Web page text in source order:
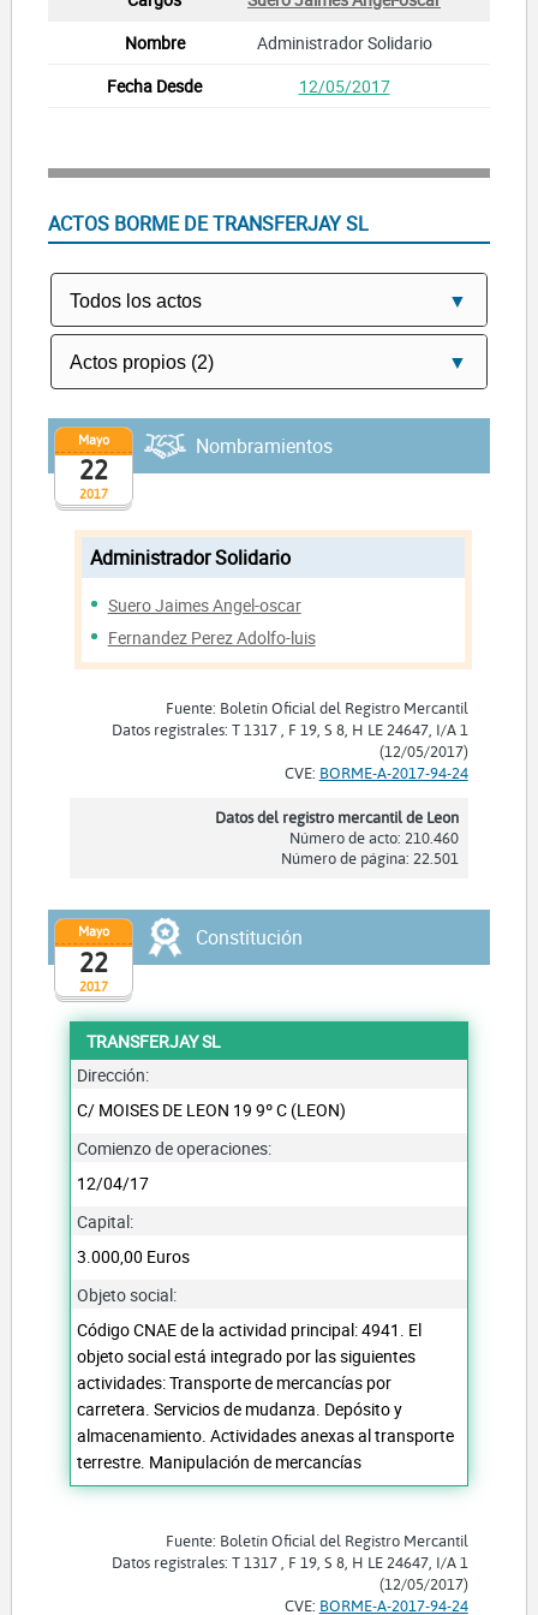
Administrador Solidario
12/05/2017
ACTOS BORME DE TRANSFERJAY SL
2017
Mayo
22
Nombramientos
Administrador Solidario
Suero Jaimes Angel-oscar
Fernandez Perez Adolfo-luis
Fuente: Boletín Oficial del Registro Mercantil
Datos registrales: T 1317 , F 19, S 8, H LE 24647, I/A 1
(12/05/2017)
CVE: BORME-A-2017-94-24
Datos del registro mercantil de Leon
Número de acto: 210.460
Número de página: 22.501
2017
Mayo
22
Constitución
TRANSFERJAY SL
Dirección:
C/ MOISES DE LEON 19 9º C (LEON)
Comienzo de operaciones:
12/04/17
Capital:
3.000,00 Euros
Objeto social:
Código CNAE de la actividad principal: 4941. El
objeto social está integrado por las siguientes
actividades: Transporte de mercancías por
carretera. Servicios de mudanza. Depósito y
almacenamiento. Actividades anexas al transporte
terrestre. Manipulación de mercancías
Fuente: Boletín Oficial del Registro Mercantil
Datos registrales: T 1317 , F 19, S 8, H LE 24647, I/A 1
(12/05/2017)
CVE: BORME-A-2017-94-24